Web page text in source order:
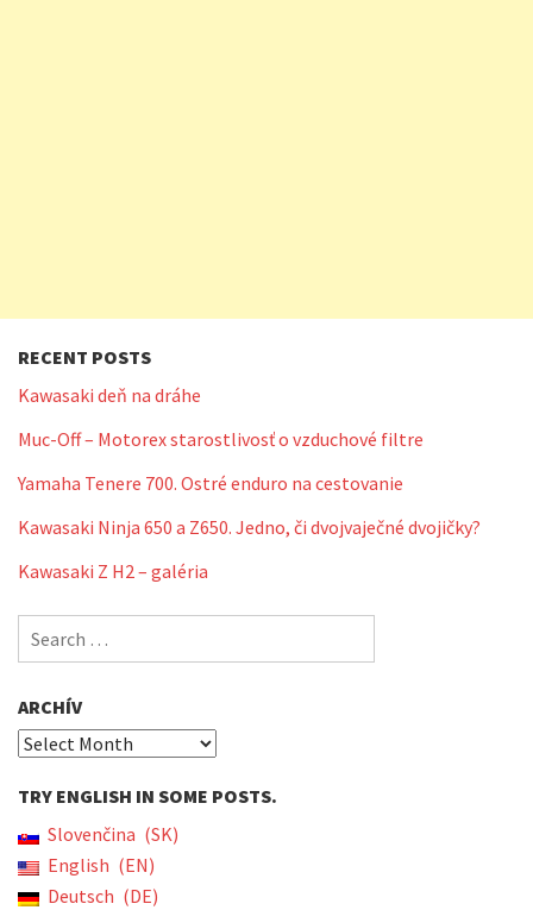
RECENT POSTS
Kawasaki deň na dráhe
Muc-Off – Motorex starostlivosť o vzduchové filtre
Yamaha Tenere 700. Ostré enduro na cestovanie
Kawasaki Ninja 650 a Z650. Jedno, či dvojvaječné dvojičky?
Kawasaki Z H2 – galéria
Search
for:
ARCHÍV
Archív
TRY ENGLISH IN SOME POSTS.
Slovenčina
SK
English
EN
Deutsch
DE